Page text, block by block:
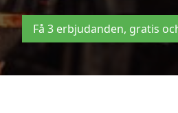
Få 3 erbjudanden, gratis